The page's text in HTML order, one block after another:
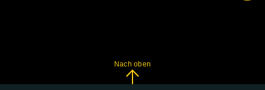
Nach oben